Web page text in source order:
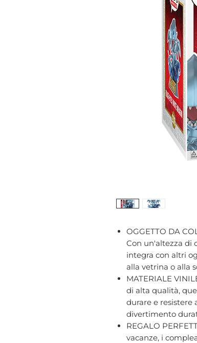
OGGETTO DA
Con un'altezza di
integra con altri
alla vetrina o alla
MATERIALE
di alta qualità,
durare e resistere
divertimento
REGALO
vacanze, i